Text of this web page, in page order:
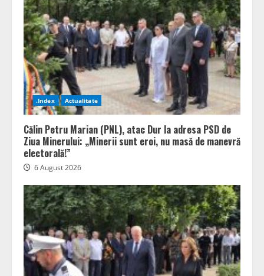
.Index Actualitate
Călin Petru Marian (PNL), atac Dur la adresa PSD de
Ziua Minerului: „Minerii sunt eroi, nu masă de manevră
electorală!”
6 August 2026